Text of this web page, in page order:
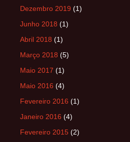
Dezembro 2019 (1)
Junho 2018 (1)
Abril 2018 (1)
Março 2018 (5)
Maio 2017 (1)
Maio 2016 (4)
Fevereiro 2016 (1)
Janeiro 2016 (4)
Fevereiro 2015 (2)